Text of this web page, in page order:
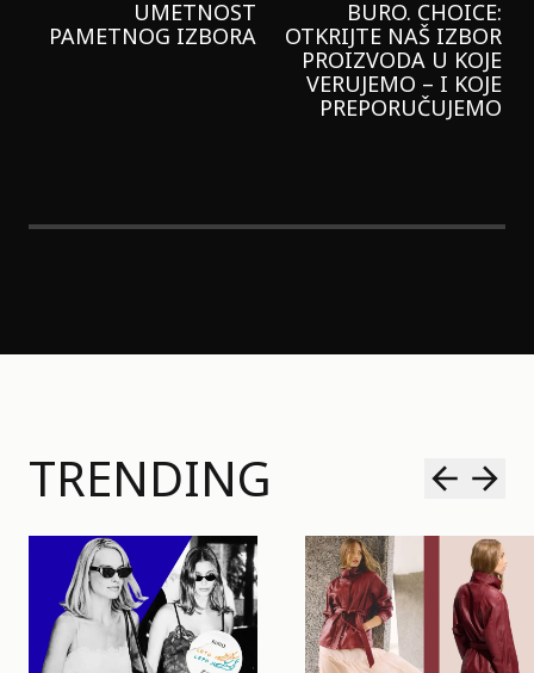
GARNIER KREMU I
NIKADA NIŠTA
LAGANIJE NISAM
KORISTILA
TRENDING